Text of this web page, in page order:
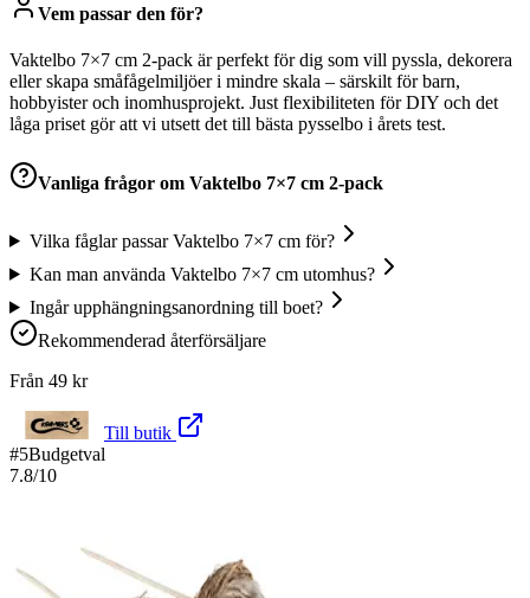
Vem passar den för?
Vaktelbo 7×7 cm 2-pack är perfekt för dig som vill pyssla, dekorera
eller skapa småfågelmiljöer i mindre skala – särskilt för barn,
hobbyister och inomhusprojekt. Just flexibiliteten för DIY och det
låga priset gör att vi utsett det till bästa pysselbo i årets test.
Vanliga frågor om Vaktelbo 7×7 cm 2-pack
Vilka fåglar passar Vaktelbo 7×7 cm för?
Kan man använda Vaktelbo 7×7 cm utomhus?
Ingår upphängningsanordning till boet?
Rekommenderad återförsäljare
Från 49 kr
Till butik
#5Budgetval
7.8/10